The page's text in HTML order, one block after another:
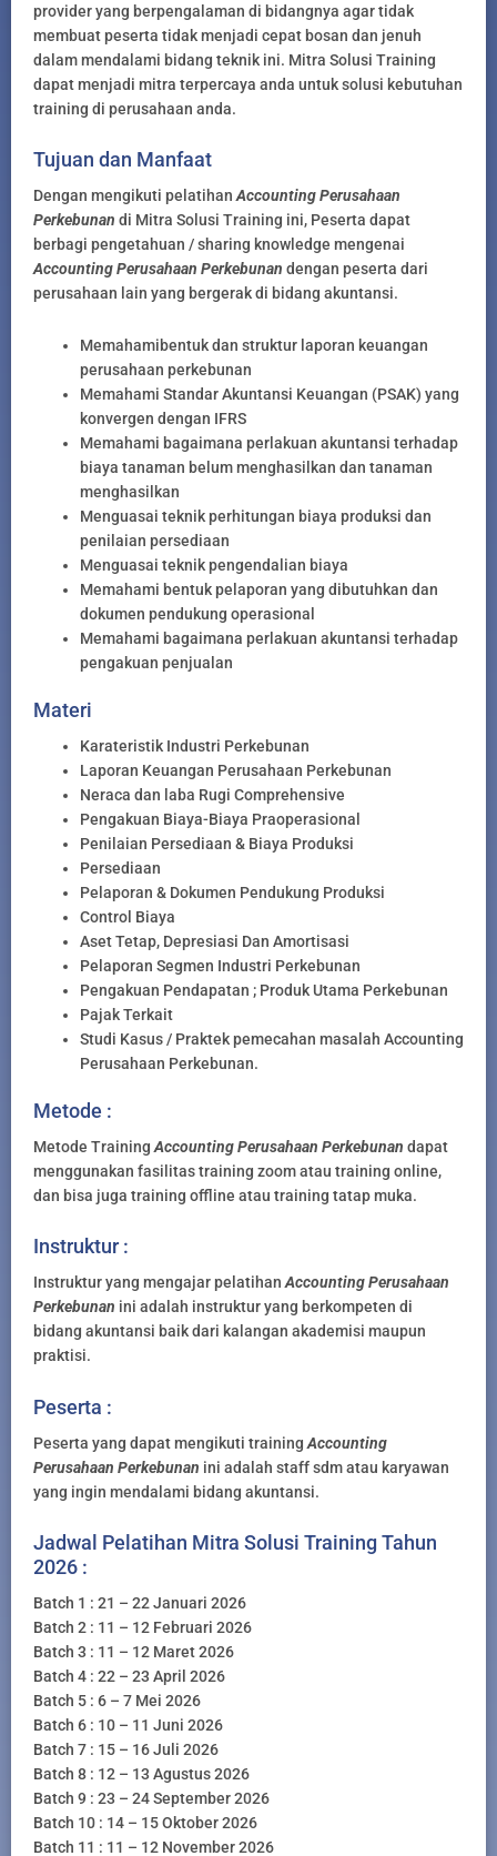
provider yang berpengalaman di bidangnya agar tidak
membuat peserta tidak menjadi cepat bosan dan jenuh
dalam mendalami bidang teknik ini. Mitra Solusi Training
dapat menjadi mitra terpercaya anda untuk solusi kebutuhan
training di perusahaan anda.
Tujuan dan Manfaat
Dengan mengikuti pelatihanAccounting Perusahaan
Perkebunan di Mitra Solusi Training ini, Peserta dapat
berbagi pengetahuan / sharing knowledge mengenai
Accounting Perusahaan Perkebunan dengan peserta dari
perusahaan lain yang bergerak di bidang akuntansi.
Memahamibentuk dan struktur laporan keuangan
perusahaan perkebunan
Memahami Standar Akuntansi Keuangan (PSAK) yang
konvergen dengan IFRS
Memahami bagaimana perlakuan akuntansi terhadap
biaya tanaman belum menghasilkan dan tanaman
menghasilkan
Menguasai teknik perhitungan biaya produksi dan
penilaian persediaan
Menguasai teknik pengendalian biaya
Memahami bentuk pelaporan yang dibutuhkan dan
dokumen pendukung operasional
Memahami bagaimana perlakuan akuntansi terhadap
pengakuan penjualan
Materi
Karateristik Industri Perkebunan
Laporan Keuangan Perusahaan Perkebunan
Neraca dan laba Rugi Comprehensive
Pengakuan Biaya-Biaya Praoperasional
Penilaian Persediaan & Biaya Produksi
Persediaan
Pelaporan & Dokumen Pendukung Produksi
Control Biaya
Aset Tetap, Depresiasi Dan Amortisasi
Pelaporan Segmen Industri Perkebunan
Pengakuan Pendapatan ; Produk Utama Perkebunan
Pajak Terkait
Studi Kasus / Praktek pemecahan masalah Accounting
Perusahaan Perkebunan.
Metode :
Metode Training Accounting Perusahaan Perkebunan dapat
menggunakan fasilitas training zoom atau training online,
dan bisa juga training offline atau training tatap muka.
Instruktur :
Instruktur yang mengajar pelatihanAccounting Perusahaan
Perkebunan ini adalah instruktur yang berkompeten di
bidang akuntansi baik dari kalangan akademisi maupun
praktisi.
Peserta :
Peserta yang dapat mengikuti training Accounting
Perusahaan Perkebunan ini adalah staff sdm atau karyawan
yang ingin mendalami bidang akuntansi.
Jadwal Pelatihan Mitra Solusi Training Tahun
2026 :
Batch 1 : 21 – 22 Januari 2026
Batch 2 : 11 – 12 Februari 2026
Batch 3 : 11 – 12 Maret 2026
Batch 4 : 22 – 23 April 2026
Batch 5 : 6 – 7 Mei 2026
Batch 6 : 10 – 11 Juni 2026
Batch 7 : 15 – 16 Juli 2026
Batch 8 : 12 – 13 Agustus 2026
Batch 9 : 23 – 24 September 2026
Batch 10 : 14 – 15 Oktober 2026
Batch 11 : 11 – 12 November 2026